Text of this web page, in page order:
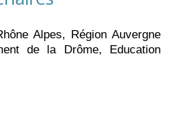
Alpes, Région Auvergne
de la Drôme, Education